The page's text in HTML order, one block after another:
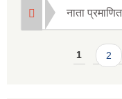
नाता प्रमाणित
Pages1 2